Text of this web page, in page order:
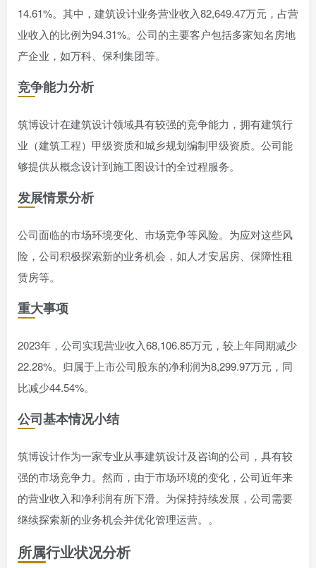
14.61%。其中，建筑设计业务营业收入82,649.47万元，占营
业收入的比例为94.31%。公司的主要客户包括多家知名房地
产企业，如万科、保利集团等。
竞争能力分析
筑博设计在建筑设计领域具有较强的竞争能力，拥有建筑行
业（建筑工程）甲级资质和城乡规划编制甲级资质。公司能
够提供从概念设计到施工图设计的全过程服务。
发展情景分析
公司面临的市场环境变化、市场竞争等风险。为应对这些风
险，公司积极探索新的业务机会，如人才安居房、保障性租
赁房等。
重大事项
2023年，公司实现营业收入68,106.85万元，较上年同期减少
22.28%。归属于上市公司股东的净利润为8,299.97万元，同
比减少44.54%。
公司基本情况小结
筑博设计作为一家专业从事建筑设计及咨询的公司，具有较
强的市场竞争力。然而，由于市场环境的变化，公司近年来
的营业收入和净利润有所下滑。为保持持续发展，公司需要
继续探索新的业务机会并优化管理运营。。
所属行业状况分析